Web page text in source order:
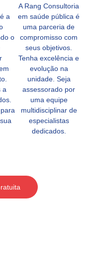
a
o
a
A Rang Consultoria
em saúde pública é
uma parceria de
compromisso com
seus objetivos.
Tenha excelência e
evolução na
unidade. Seja
assessorado por
uma equipe
multidisciplinar de
especialistas
dedicados.